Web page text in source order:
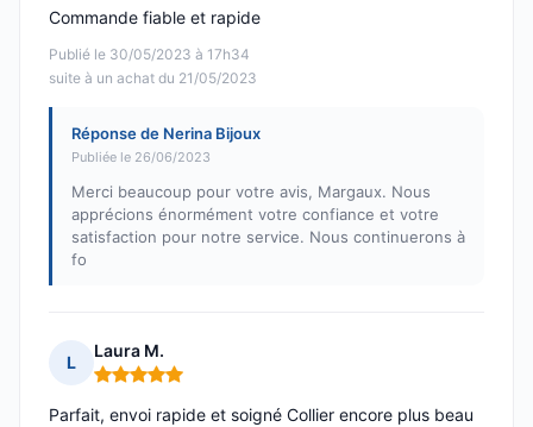
Publié le 30/05/2023 à 17h34
suite à un achat du 21/05/2023
Commande fiable et rapide
Réponse de Nerina Bijoux
Publiée le 26/06/2023
Merci beaucoup pour votre avis, Margaux. Nous
apprécions énormément votre confiance et votre
satisfaction pour notre service. Nous continuerons à
fo
L
Laura M.
Note : 5 sur 5
Parfait, envoi rapide et soigné Collier encore plus beau